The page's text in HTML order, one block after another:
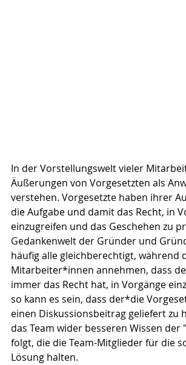
In der Vorstellungswelt vieler
Äußerungen von Vorgesetzten als
verstehen. Vorgesetzte haben ihrer
die Aufgabe und damit das Recht, in
einzugreifen und das Geschehen zu
Gedankenwelt der Gründer und
häufig alle gleichberechtigt, während
Mitarbeiter*innen annehmen, dass
immer das Recht hat, in Vorgänge
so kann es sein, dass der*die
einen Diskussionsbeitrag geliefert zu
das Team wider besseren Wissen der
folgt, die die Team-Mitglieder für die
Lösung halten.